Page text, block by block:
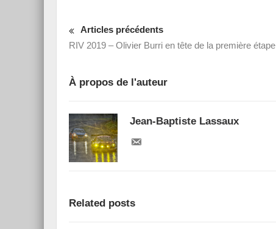
Articles précédents
RIV 2019 – Olivier Burri en tête de la première étape
À propos de l'auteur
Jean-Baptiste Lassaux
Related posts